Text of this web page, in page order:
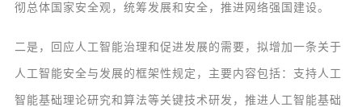
彻总体国家安全观，统筹发展和安全，推进网络强国建设。
二是，回应人工智能治理和促进发展的需要，拟增加一条关于
人工智能安全与发展的框架性规定，主要内容包括：支持人工
智能基础理论研究和算法等关键技术研发，推进人工智能基础